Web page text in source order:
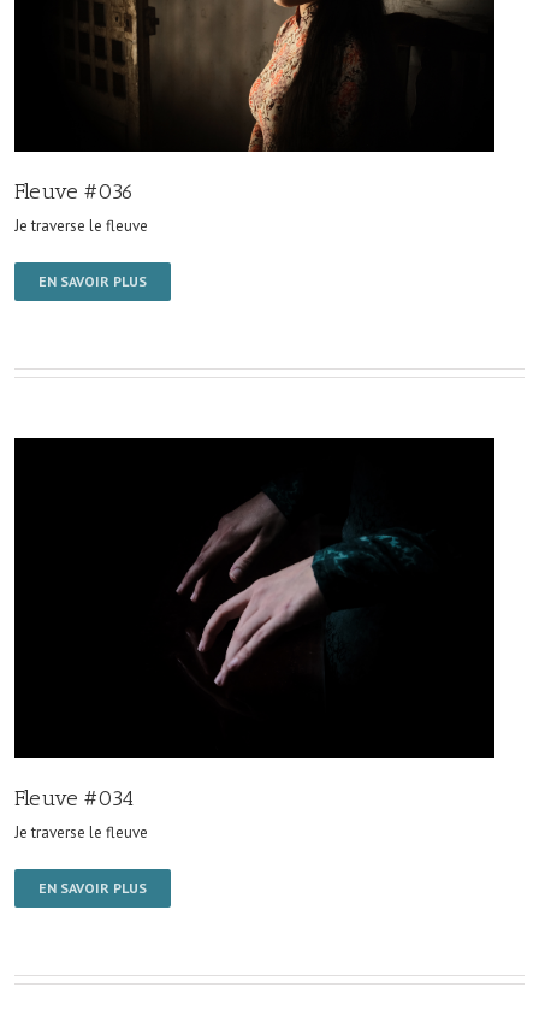
Fleuve #036
Je traverse le fleuve
EN SAVOIR PLUS
Fleuve #034
Je traverse le fleuve
EN SAVOIR PLUS